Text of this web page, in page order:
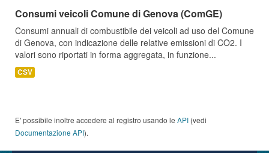
Consumi veicoli Comune di Genova (ComGE)
Consumi annuali di combustibile dei veicoli ad uso del Comune
di Genova, con indicazione delle relative emissioni di CO2. I
valori sono riportati in forma aggregata, in funzione...
CSV
E' possibile inoltre accedere al registro usando le API (vedi
Documentazione API).